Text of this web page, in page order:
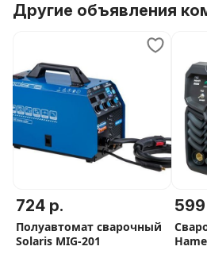
Другие объявления
724 р.
Полуавтомат сварочный
Solaris MIG-201